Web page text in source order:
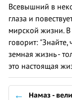
Всевышний в
глаза и
мирской жизни.
говорит: "Знайте,
земная жизнь -
это настоящая
Намаз -